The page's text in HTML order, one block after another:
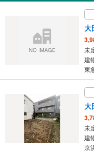
建
京
大
未
建
東
大
未
建
京